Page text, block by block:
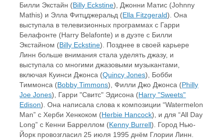
Билли Экстайн (Billy Eckstine), Джонни Матис (Johnny
Mathis) и Элла Фитцджеральд (Ella Fitzgerald). Она
выступала в телевизионных программах с Гарри
Белафонте (Harry Belafonte) и в дуэте с Билли
Экстайном (Billy Eckstine). Позднее в своей карьере
Линн больше внимания стала уделять джазу, и
выступала со многими джазовыми музыкантами,
включая Куинси Джонса (Quincy Jones), Бобби
Тиммонса (Bobby Timmons), Филли Джо Джонса (Philly
Joe Jones), Гарри "Свитс" Эдисона (Harry "Sweets"
Edison). Она написала слова к композиции “Watermelon
Man” с Херби Хенкоком (Herbie Hancock), и для “All Day
Long” с Кенни Барреллом (Kenny Burrell). Город Нью-
Йорк провозгласил 25 июля 1995 днём Глории Линн.